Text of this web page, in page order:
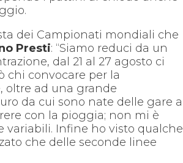
dei Campionati mondiali che
Presti: “Siamo reduci da un
dal 21 al 27 agosto ci
chi convocare per la
oltre ad una grande
da cui sono nate delle gare a
con la pioggia; non mi è
variabili. Infine ho visto qualche
che delle seconde linee